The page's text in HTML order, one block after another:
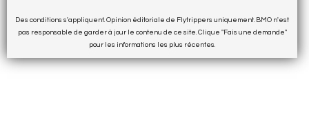
Des conditions s'appliquent. Opinion éditoriale de Flytrippers uniquement. BMO n'est
pas responsable de garder à jour le contenu de ce site. Clique "Fais une demande"
pour les informations les plus récentes.